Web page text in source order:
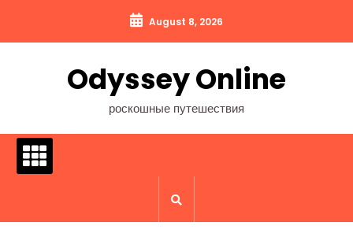
содержимому
August 8, 2026
Odyssey Online
роскошные путешествия